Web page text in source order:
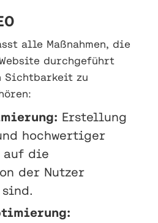
alle Maßnahmen, die
durchgeführt
Sichtbarkeit zu
Erstellung
hochwertiger
auf die
der Nutzer